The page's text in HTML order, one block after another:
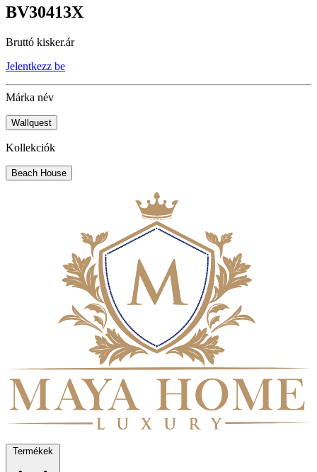
BV30413X
Bruttó kisker.ár
Jelentkezz be
Márka név
Wallquest
Kollekciók
Beach House
Termékek